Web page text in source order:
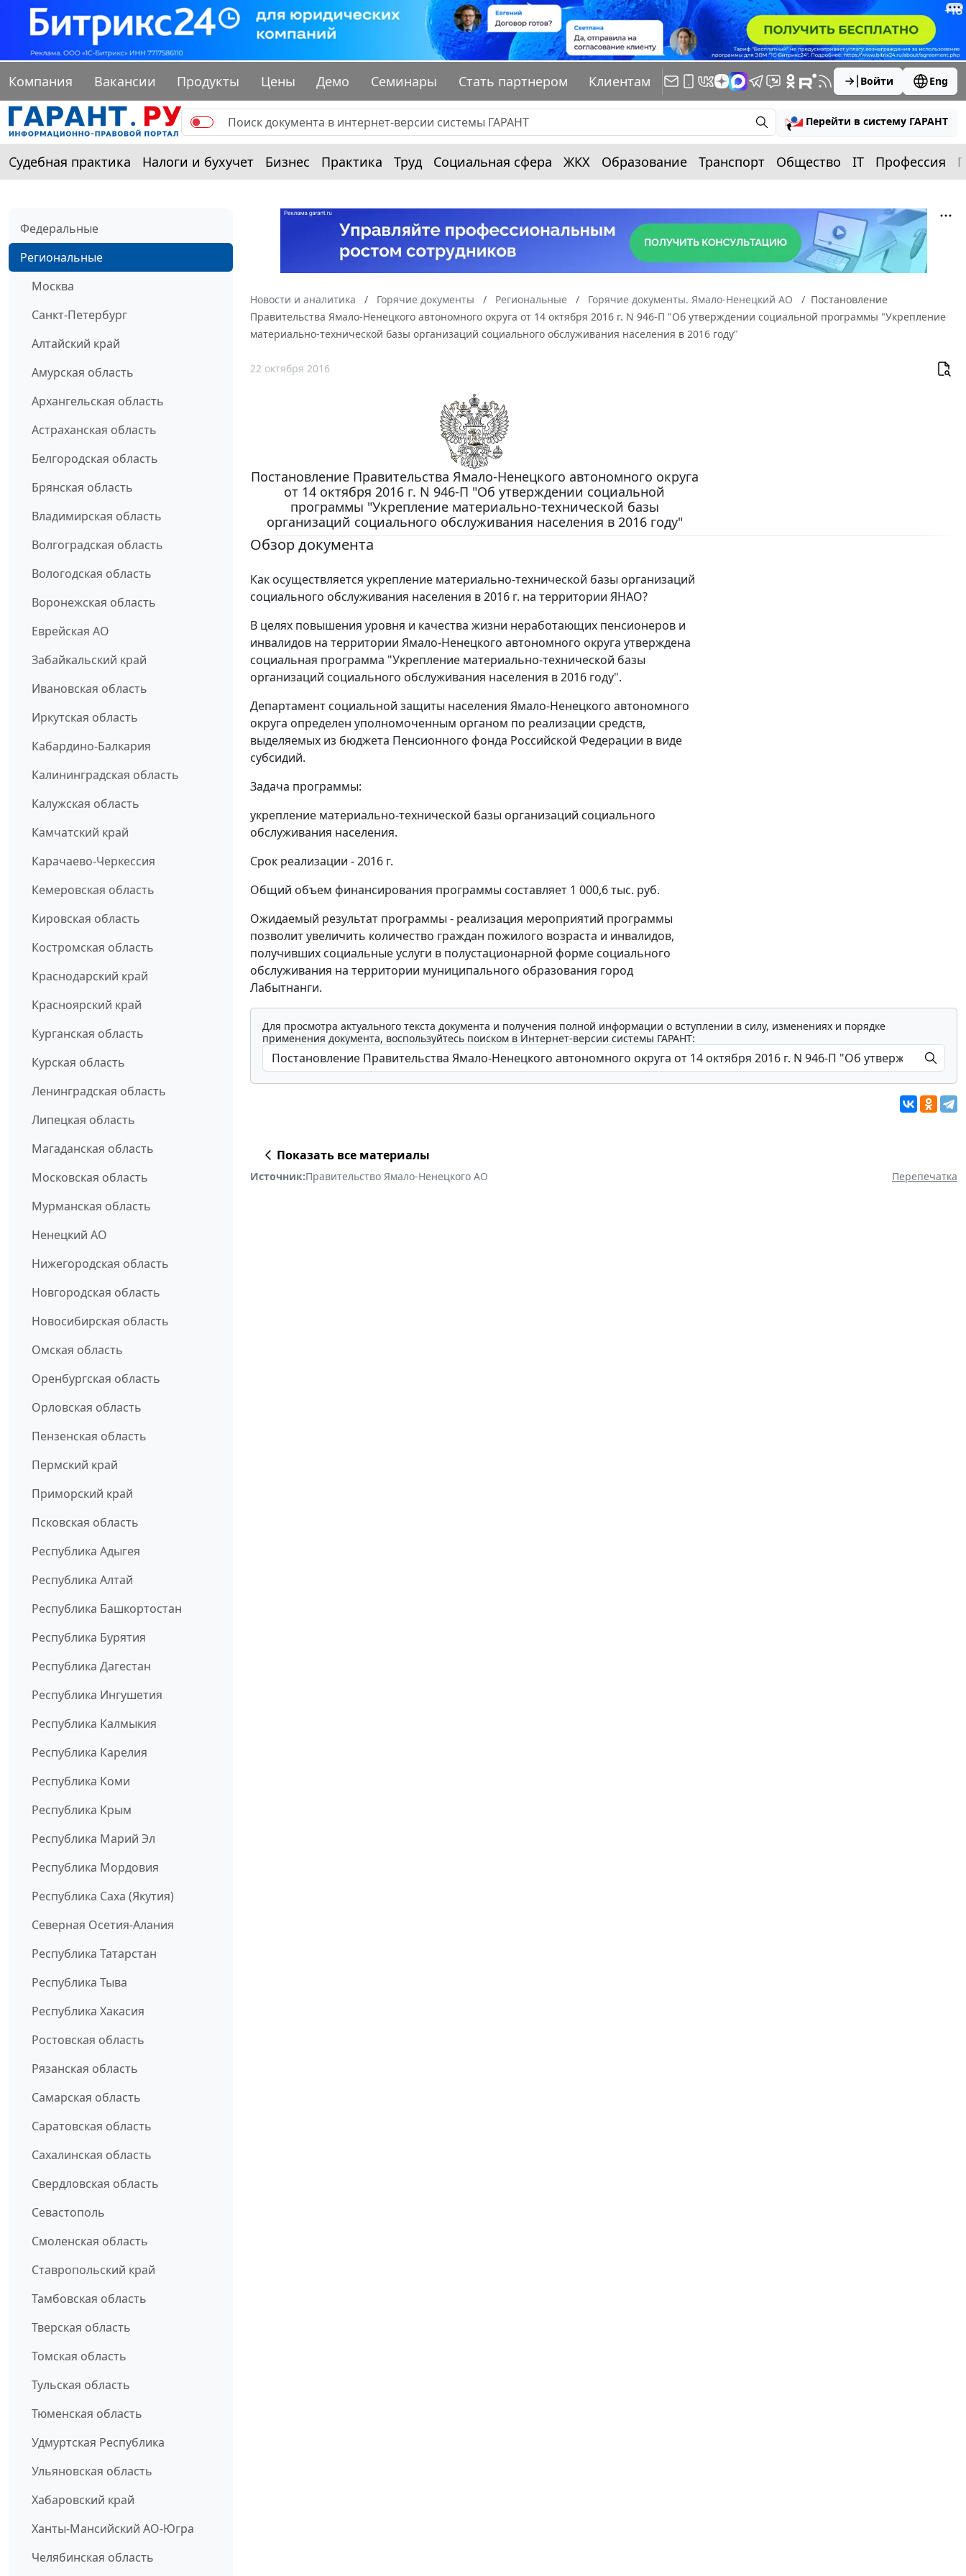
Компания Вакансии Продукты Цены Демо Семинары Стать партнером Клиентам Войти Eng
Перейти в систему ГАРАНТ
Судебная практика Налоги и бухучет Бизнес Практика Труд Социальная сфера ЖКХ Образование Транспорт Общество IT Профессия
Федеральные
Региональные
Москва
Санкт-Петербург
Алтайский край
Амурская область
Архангельская область
Астраханская область
Белгородская область
Брянская область
Владимирская область
Волгоградская область
Вологодская область
Воронежская область
Еврейская АО
Забайкальский край
Ивановская область
Иркутская область
Кабардино-Балкария
Калининградская область
Калужская область
Камчатский край
Карачаево-Черкессия
Кемеровская область
Кировская область
Костромская область
Краснодарский край
Красноярский край
Курганская область
Курская область
Ленинградская область
Липецкая область
Магаданская область
Московская область
Мурманская область
Ненецкий АО
Нижегородская область
Новгородская область
Новосибирская область
Омская область
Оренбургская область
Орловская область
Пензенская область
Пермский край
Приморский край
Псковская область
Республика Адыгея
Республика Алтай
Республика Башкортостан
Республика Бурятия
Республика Дагестан
Республика Ингушетия
Республика Калмыкия
Республика Карелия
Республика Коми
Республика Крым
Республика Марий Эл
Республика Мордовия
Республика Саха (Якутия)
Северная Осетия-Алания
Республика Татарстан
Республика Тыва
Республика Хакасия
Ростовская область
Рязанская область
Самарская область
Саратовская область
Сахалинская область
Свердловская область
Севастополь
Смоленская область
Ставропольский край
Тамбовская область
Тверская область
Томская область
Тульская область
Тюменская область
Удмуртская Республика
Ульяновская область
Хабаровский край
Ханты-Мансийский АО-Югра
Челябинская область
Новости и аналитика Горячие документы Региональные Горячие документы. Ямало-Ненецкий АО
Постановление
Правительства Ямало-Ненецкого автономного округа от 14 октября 2016 г. N 946-П "Об утверждении социальной программы "Укрепление
материально-технической базы организаций социального обслуживания населения в 2016 году"
22 октября 2016
Постановление Правительства Ямало-Ненецкого автономного округа
от 14 октября 2016 г. N 946-П "Об утверждении социальной
программы "Укрепление материально-технической базы
организаций социального обслуживания населения в 2016 году"
Обзор документа
Как осуществляется укрепление материально-технической базы организаций
социального обслуживания населения в 2016 г. на территории ЯНАО?
В целях повышения уровня и качества жизни неработающих пенсионеров и
инвалидов на территории Ямало-Ненецкого автономного округа утверждена
социальная программа "Укрепление материально-технической базы
организаций социального обслуживания населения в 2016 году".
Департамент социальной защиты населения Ямало-Ненецкого автономного
округа определен уполномоченным органом по реализации средств,
выделяемых из бюджета Пенсионного фонда Российской Федерации в виде
субсидий.
Задача программы:
укрепление материально-технической базы организаций социального
обслуживания населения.
Срок реализации - 2016 г.
Общий объем финансирования программы составляет 1 000,6 тыс. руб.
Ожидаемый результат программы - реализация мероприятий программы
позволит увеличить количество граждан пожилого возраста и инвалидов,
получивших социальные услуги в полустационарной форме социального
обслуживания на территории муниципального образования город
Лабытнанги.
Для просмотра актуального текста документа и получения полной информации о вступлении в силу, изменениях и порядке
применения документа, воспользуйтесь поиском в Интернет-версии системы ГАРАНТ:
Показать все материалы
Источник:Правительство Ямало-Ненецкого АО Перепечатка